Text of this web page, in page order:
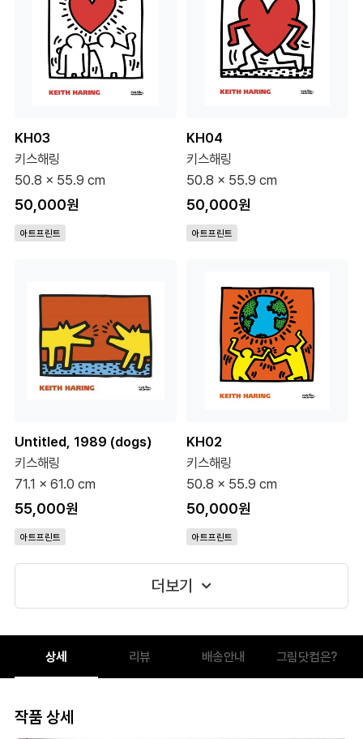
KH03
키스해링
50.8 x 55.9 cm
50,000원
아트프린트
KH04
키스해링
50.8 x 55.9 cm
50,000원
아트프린트
Untitled, 1989 (dogs)
키스해링
71.1 x 61.0 cm
55,000원
아트프린트
KH02
키스해링
50.8 x 55.9 cm
50,000원
아트프린트
더보기
상세 리뷰 배송안내 그림닷컴은?
작품 상세